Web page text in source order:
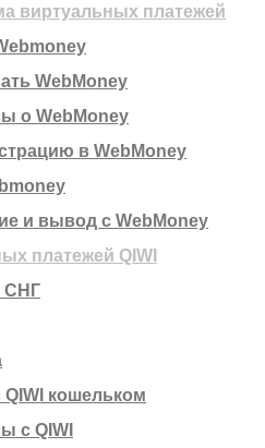
виртуальных платежей
WebMoney
о WebMoney
в WebMoney
и вывод с WebMoney
платежей QIWI
СНГ
кошельком
с QIWI